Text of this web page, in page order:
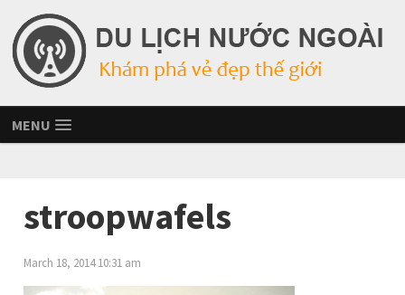
MENU
stroopwafels
March 18, 2014 10:31 am